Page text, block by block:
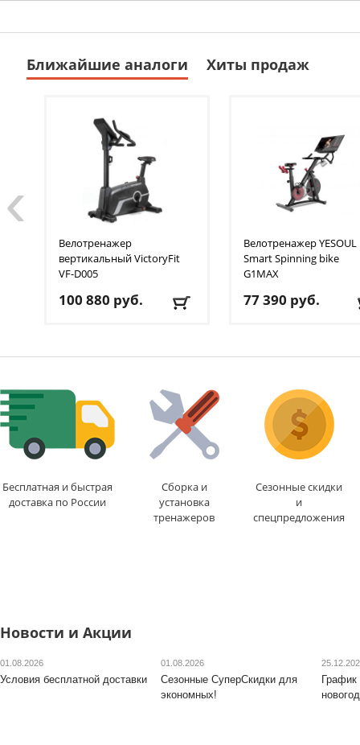
Ближайшие аналоги Хиты продаж
Велотренажер
вертикальный VictoryFit
VF-D005
100 880 руб.
Система нагружения:
электромагнитная
Доставка:
БЕСПЛАТНО,
1-2 дня
Велотренажер YESOUL
Smart Spinning bike
G1MAX
77 390 руб.
магнитная
Доставка:
1-2 дня
‹
Бесплатная и быстрая
доставка по России
Сборка и
установка
тренажеров
Сезонные скидки
и
спецпредложения
Новости и Акции
01.08.2026
Условия бесплатной доставки
01.08.2026
Сезонные СуперСкидки для
экономных!
График